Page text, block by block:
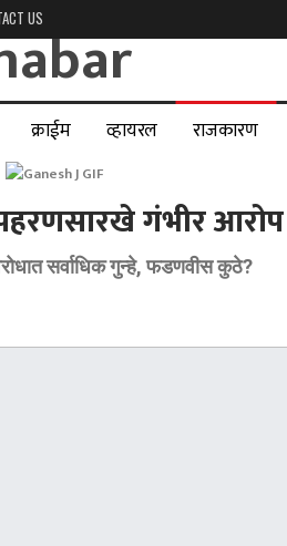
US
क्राईम व्हायरल राजकारण
गंभीर आरोप
सर्वाधिक गुन्हे, फडणवीस कुठे?